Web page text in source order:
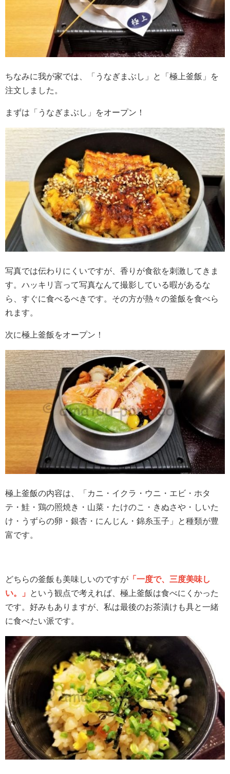
ちなみに我が家では、「うなぎまぶし」と「極上釜飯」を
注文しました。
まずは「うなぎまぶし」をオープン！
写真では伝わりにくいですが、香りが食欲を刺激してきま
す。ハッキリ言って写真なんて撮影している暇があるな
ら、すぐに食べるべきです。その方が熱々の釜飯を食べら
れます。
次に極上釜飯をオープン！
極上釜飯の内容は、「カニ・イクラ・ウニ・エビ・ホタ
テ・鮭・鶏の照焼き・山菜・たけのこ・きぬさや・しいた
け・うずらの卵・銀杏・にんじん・錦糸玉子」と種類が豊
富です。
どちらの釜飯も美味しいのですが 「一度で、三度美味し
い。」
という観点で考えれば、極上釜飯は食べにくかった
です。好みもありますが、私は最後のお茶漬けも具と一緒
に食べたい派です。